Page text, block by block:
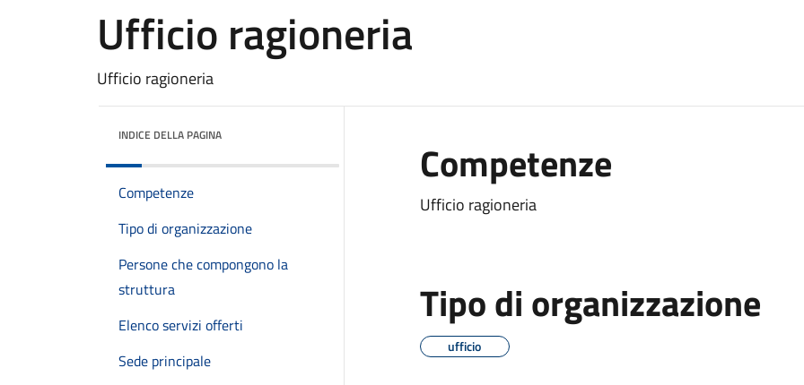
Ufficio ragioneria
Ufficio ragioneria
INDICE DELLA PAGINA
Competenze
Tipo di organizzazione
Persone che compongono la
struttura
Elenco servizi offerti
Sede principale
Competenze
Ufficio ragioneria
Tipo di organizzazione
ufficio